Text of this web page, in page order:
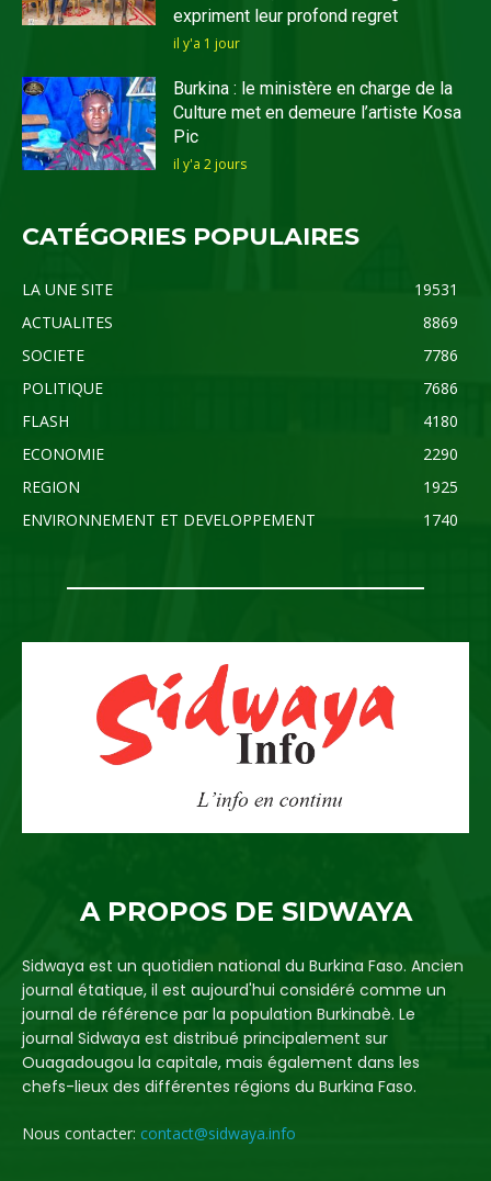
expriment leur profond regret
il y'a 1 jour
Burkina : le ministère en charge de la
Culture met en demeure l’artiste Kosa
Pic
il y'a 2 jours
CATÉGORIES POPULAIRES
LA UNE SITE
19531
ACTUALITES
8869
SOCIETE
7786
POLITIQUE
7686
FLASH
4180
ECONOMIE
2290
REGION
1925
ENVIRONNEMENT ET DEVELOPPEMENT
1740
A PROPOS DE SIDWAYA
Sidwaya est un quotidien national du Burkina Faso. Ancien
journal étatique, il est aujourd'hui considéré comme un
journal de référence par la population Burkinabè. Le
journal Sidwaya est distribué principalement sur
Ouagadougou la capitale, mais également dans les
chefs-lieux des différentes régions du Burkina Faso.
Nous contacter: contact@sidwaya.info